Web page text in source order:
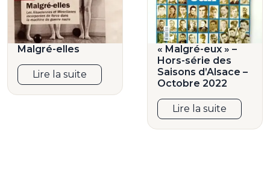
Malgré-elles
Lire la suite
« Malgré-eux » –
Hors-série des
Saisons d’Alsace –
Octobre 2022
Lire la suite